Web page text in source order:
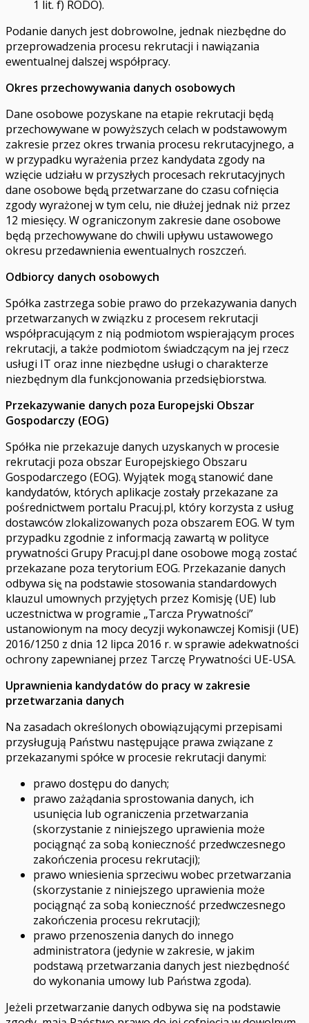
1 lit. f) RODO).
Podanie danych jest dobrowolne, jednak niezbędne do
przeprowadzenia procesu rekrutacji i nawiązania
ewentualnej dalszej współpracy.
Okres przechowywania danych osobowych
Dane osobowe pozyskane na etapie rekrutacji będą
przechowywane w powyższych celach w podstawowym
zakresie przez okres trwania procesu rekrutacyjnego, a
w przypadku wyrażenia przez kandydata zgody na
wzięcie udziału w przyszłych procesach rekrutacyjnych
dane osobowe będą̨ przetwarzane do czasu cofnięcia
zgody wyrażonej w tym celu, nie dłużej jednak niż przez
12 miesięcy. W ograniczonym zakresie dane osobowe
będą przechowywane do chwili upływu ustawowego
okresu przedawnienia ewentualnych roszczeń.
Odbiorcy danych osobowych
Spółka zastrzega sobie prawo do przekazywania danych
przetwarzanych w związku z procesem rekrutacji
współpracującym z nią podmiotom wspierającym proces
rekrutacji, a także podmiotom świadczącym na jej rzecz
usługi IT oraz inne niezbędne usługi o charakterze
niezbędnym dla funkcjonowania przedsiębiorstwa.
Przekazywanie danych poza Europejski Obszar
Gospodarczy (EOG)
Spółka nie przekazuje danych uzyskanych w procesie
rekrutacji poza obszar Europejskiego Obszaru
Gospodarczego (EOG). Wyjątek mogą̨ stanowić dane
kandydatów, których aplikacje zostały przekazane za
pośrednictwem portalu Pracuj.pl, który korzysta z usług
dostawców zlokalizowanych poza obszarem EOG. W tym
przypadku zgodnie z informacją zawartą w polityce
prywatności Grupy Pracuj.pl dane osobowe mogą zostać
przekazane poza terytorium EOG. Przekazanie danych
odbywa się̨ na podstawie stosowania standardowych
klauzul umownych przyjętych przez Komisję (UE) lub
uczestnictwa w programie „Tarcza Prywatności”
ustanowionym na mocy decyzji wykonawczej Komisji (UE)
2016/1250 z dnia 12 lipca 2016 r. w sprawie adekwatności
ochrony zapewnianej przez Tarczę Prywatności UE-USA.
Uprawnienia kandydatów do pracy w zakresie
przetwarzania danych
Na zasadach określonych obowiązującymi przepisami
przysługują Państwu następujące prawa związane z
przekazanymi spółce w procesie rekrutacji danymi:
prawo dostępu do danych;
prawo zażądania sprostowania danych, ich
usunięcia lub ograniczenia przetwarzania
(skorzystanie z niniejszego uprawienia może
pociągnąć za sobą konieczność przedwczesnego
zakończenia procesu rekrutacji);
prawo wniesienia sprzeciwu wobec przetwarzania
(skorzystanie z niniejszego uprawienia może
pociągnąć za sobą konieczność przedwczesnego
zakończenia procesu rekrutacji);
prawo przenoszenia danych do innego
administratora (jedynie w zakresie, w jakim
podstawą przetwarzania danych jest niezbędność
do wykonania umowy lub Państwa zgoda).
Jeżeli przetwarzanie danych odbywa się na podstawie